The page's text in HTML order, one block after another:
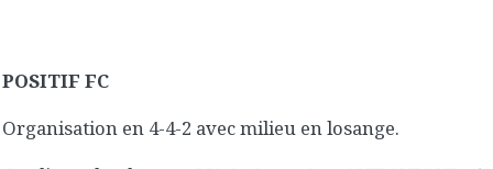
POSITIF FC
Organisation en 4-4-2 avec milieu en losange.